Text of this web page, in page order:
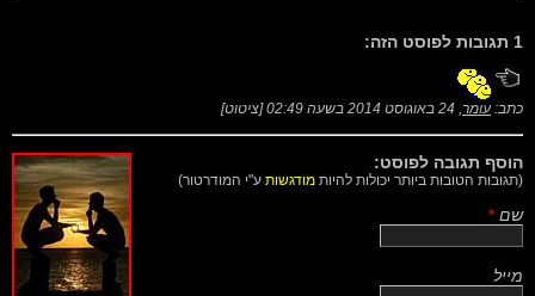
1 תגובות לפוסט הזה:
כתב: עומר, 24 באוגוסט 2014 בשעה 02:49 [ציטוט]
הוסף תגובה לפוסט:
(תגובות הטובות ביותר יכולות להיות מודגשות ע"י המודרטור)
שם *
מייל